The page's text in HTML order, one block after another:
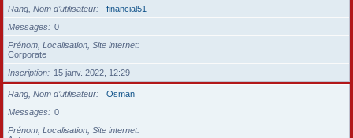
Rang, Nom d’utilisateur
financial51
Messages
0
Prénom, Localisation, Site internet
Corporate
Inscription
15 janv. 2022, 12:29
Rang, Nom d’utilisateur
Osman
Messages
0
Prénom, Localisation, Site internet